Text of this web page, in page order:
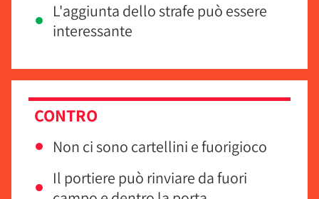
L'aggiunta dello strafe può essere
interessante
CONTRO
Non ci sono cartellini e fuorigioco
Il portiere può rinviare da fuori